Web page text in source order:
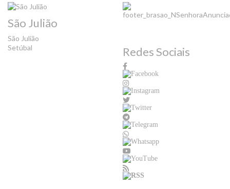
São Julião
São Julião
Setúbal
Redes Sociais